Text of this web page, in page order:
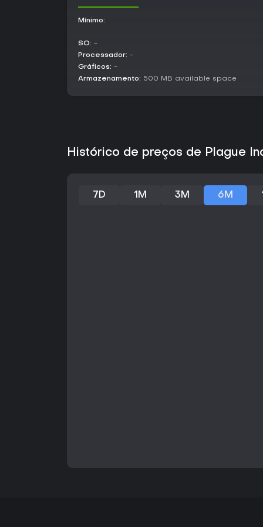
Mínimo:
SO: -
Processador: -
Gráficos: -
Armazenamento: 500 MB available space
Histórico de preços de Plague
7D 1M 3M 6M